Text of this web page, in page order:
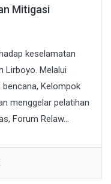
Mitigasi
keselamatan
Lirboyo. Melalui
Kelompok
menggelar pelatihan
Forum Relaw...